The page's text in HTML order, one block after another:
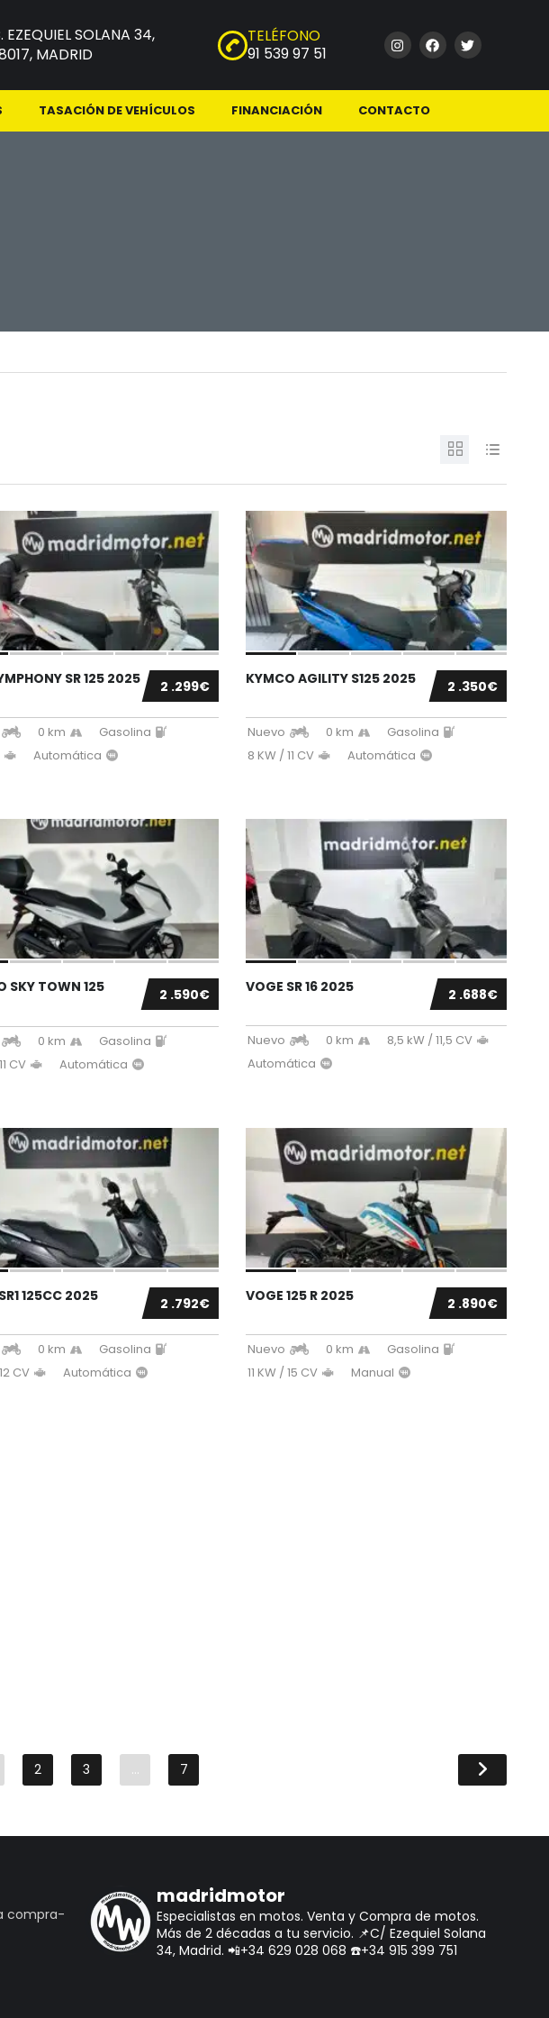
EZEQUIEL SOLANA 34,
MADRID
TELÉFONO
91 539 97 51
TASACIÓN DE VEHÍCULOS FINANCIACIÓN CONTACTO
2 .299€
SR 125 2025
0 km
Gasolina
Automática
2 .350€
KYMCO AGILITY S125 2025
Nuevo 0 km
Gasolina
8 KW / 11 CV
Automática
2 .590€
SKY TOWN 125
0 km
Gasolina
CV
Automática
2 .688€
VOGE SR 16 2025
Nuevo 0 km
8,5 kW / 11,5 CV
Automática
2 .792€
125CC 2025
0 km
Gasolina
CV
Automática
2 .890€
VOGE 125 R 2025
Nuevo 0 km
Gasolina
11 KW / 15 CV
Manual
2 3 … 7
compra-
madridmotor
Especialistas en motos. Venta y Compra de motos.
Más de 2 décadas a tu servicio. 📌C/ Ezequiel Solana
34, Madrid. 📲+34 629 028 068 ☎️+34 915 399 751